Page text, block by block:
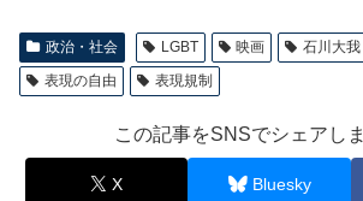
政治・社会 LGBT 映画 石川大我
表現の自由
表現規制
この記事をSNSでシェアし
X Bluesky